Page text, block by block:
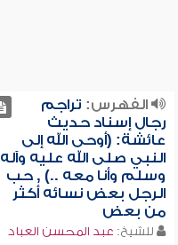
الفهرس: تراجم
رجال إسناد حديث
عائشة: (أوحى الله إلى
النبي صلى الله عليه وآله
وسلم وأنا معه ..) , حب
الرجل بعض نسائه أكثر
من بعض
للشيخ: عبد المحسن العباد